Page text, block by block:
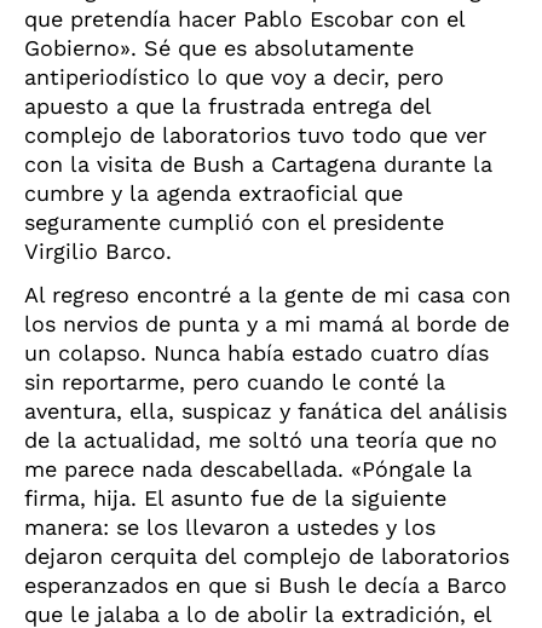
que pretendía hacer Pablo Escobar con el
Gobierno». Sé que es absolutamente
antiperiodístico lo que voy a decir, pero
apuesto a que la frustrada entrega del
complejo de laboratorios tuvo todo que ver
con la visita de Bush a Cartagena durante la
cumbre y la agenda extraoficial que
seguramente cumplió con el presidente
Virgilio Barco.
Al regreso encontré a la gente de mi casa con
los nervios de punta y a mi mamá al borde de
un colapso. Nunca había estado cuatro días
sin reportarme, pero cuando le conté la
aventura, ella, suspicaz y fanática del análisis
de la actualidad, me soltó una teoría que no
me parece nada descabellada. «Póngale la
firma, hija. El asunto fue de la siguiente
manera: se los llevaron a ustedes y los
dejaron cerquita del complejo de laboratorios
esperanzados en que si Bush le decía a Barco
que le jalaba a lo de abolir la extradición, el